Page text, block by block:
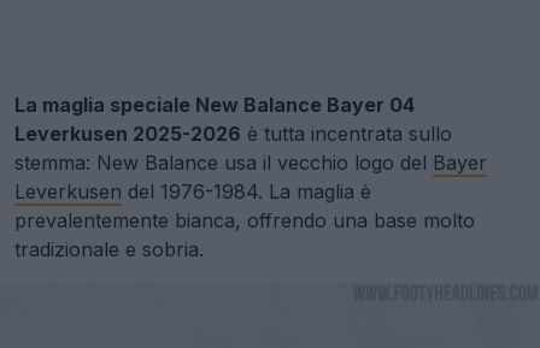
La maglia speciale New Balance Bayer 04
Leverkusen 2025-2026 è tutta incentrata sullo
stemma: New Balance usa il vecchio logo del Bayer
Leverkusen del 1976-1984. La maglia è
prevalentemente bianca, offrendo una base molto
tradizionale e sobria.